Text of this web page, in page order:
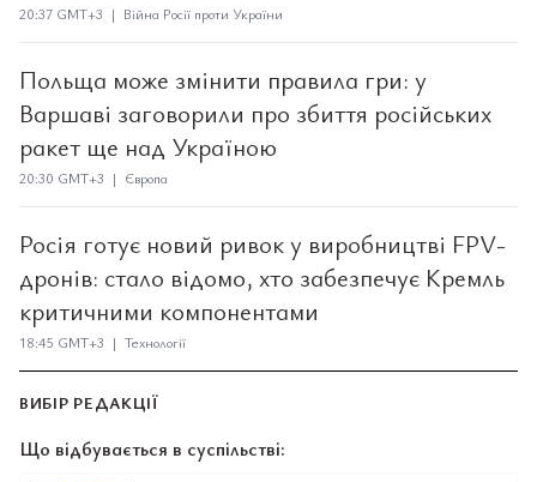
20:37 GMT+3 | Війна Росії проти України
Польща може змінити правила гри: у
Варшаві заговорили про збиття російських
ракет ще над Україною
20:30 GMT+3 | Європа
Росія готує новий ривок у виробництві FPV-
дронів: стало відомо, хто забезпечує Кремль
критичними компонентами
18:45 GMT+3 | Технології
ВИБІР РЕДАКЦІЇ
Що відбувається в суспільстві: